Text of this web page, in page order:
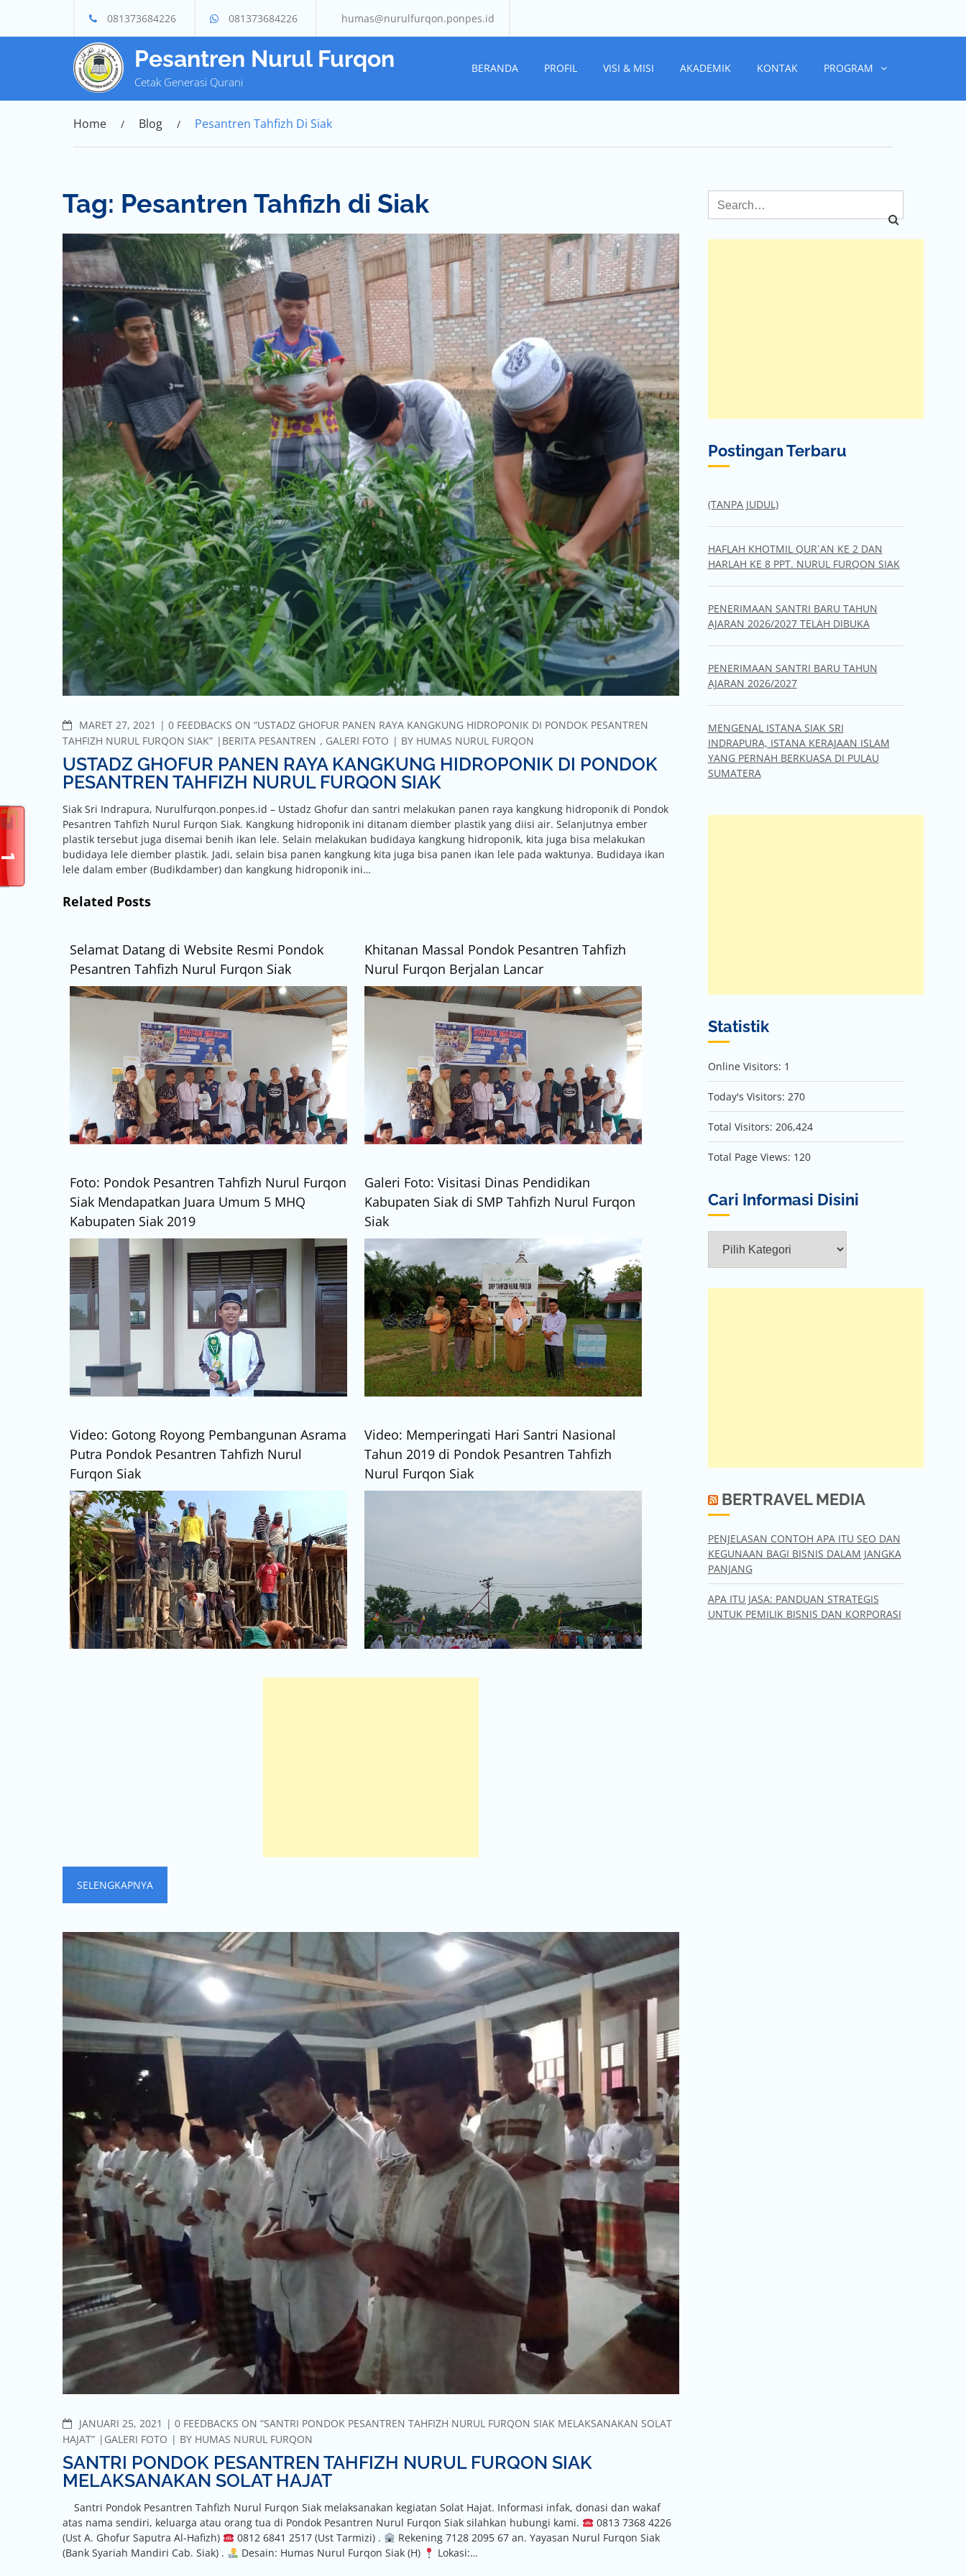
content
081373684226 081373684226 humas@nurulfurqon.ponpes.id
Pesantren Nurul Furqon
Cetak Generasi Qurani
BERANDA PROFIL VISI & MISI AKADEMIK KONTAK PROGRAM
Home Blog Pesantren Tahfizh Di Siak
Tag: Pesantren Tahfizh di Siak
MARET 27, 2021 COMMENTS
0 FEEDBACKS ON “USTADZ GHOFUR PANEN RAYA KANGKUNG HIDROPONIK DI PONDOK PESANTREN
TAHFIZH NURUL FURQON SIAK”
BERITA PESANTREN , GALERI FOTO BY HUMAS NURUL FURQON
USTADZ GHOFUR PANEN RAYA KANGKUNG HIDROPONIK DI PONDOK
PESANTREN TAHFIZH NURUL FURQON SIAK
Siak Sri Indrapura, Nurulfurqon.ponpes.id – Ustadz Ghofur dan santri melakukan panen raya kangkung hidroponik di Pondok
Pesantren Tahfizh Nurul Furqon Siak. Kangkung hidroponik ini ditanam diember plastik yang diisi air. Selanjutnya ember
plastik tersebut juga disemai benih ikan lele. Selain melakukan budidaya kangkung hidroponik, kita juga bisa melakukan
budidaya lele diember plastik. Jadi, selain bisa panen kangkung kita juga bisa panen ikan lele pada waktunya. Budidaya ikan
lele dalam ember (Budikdamber) dan kangkung hidroponik ini…
Related Posts
Selamat Datang di Website Resmi Pondok
Pesantren Tahfizh Nurul Furqon Siak
Khitanan Massal Pondok Pesantren Tahfizh
Nurul Furqon Berjalan Lancar
Foto: Pondok Pesantren Tahfizh Nurul Furqon
Siak Mendapatkan Juara Umum 5 MHQ
Kabupaten Siak 2019
Galeri Foto: Visitasi Dinas Pendidikan
Kabupaten Siak di SMP Tahfizh Nurul Furqon
Siak
Video: Gotong Royong Pembangunan Asrama
Putra Pondok Pesantren Tahfizh Nurul
Furqon Siak
Video: Memperingati Hari Santri Nasional
Tahun 2019 di Pondok Pesantren Tahfizh
Nurul Furqon Siak
SELENGKAPNYA
JANUARI 25, 2021 COMMENTS
0 FEEDBACKS ON “SANTRI PONDOK PESANTREN TAHFIZH NURUL FURQON SIAK MELAKSANAKAN SOLAT
HAJAT”
GALERI FOTO BY HUMAS NURUL FURQON
SANTRI PONDOK PESANTREN TAHFIZH NURUL FURQON SIAK
MELAKSANAKAN SOLAT HAJAT
Santri Pondok Pesantren Tahfizh Nurul Furqon Siak melaksanakan kegiatan Solat Hajat. Informasi infak, donasi dan wakaf
atas nama sendiri, keluarga atau orang tua di Pondok Pesantren Nurul Furqon Siak silahkan hubungi kami.
0813 7368 4226
(Ust A. Ghofur Saputra Al-Hafizh)
0812 6841 2517 (Ust Tarmizi) .
Rekening 7128 2095 67 an. Yayasan Nurul Furqon Siak
(Bank Syariah Mandiri Cab. Siak) .
Desain: Humas Nurul Furqon Siak (H) Lokasi:…
Postingan Terbaru
(TANPA JUDUL)
HAFLAH KHOTMIL QUR`AN KE 2 DAN
HARLAH KE 8 PPT. NURUL FURQON SIAK
PENERIMAAN SANTRI BARU TAHUN
AJARAN 2026/2027 TELAH DIBUKA
PENERIMAAN SANTRI BARU TAHUN
AJARAN 2026/2027
MENGENAL ISTANA SIAK SRI
INDRAPURA, ISTANA KERAJAAN ISLAM
YANG PERNAH BERKUASA DI PULAU
SUMATERA
Statistik
Online Visitors: 1
Today's Visitors: 270
Total Visitors: 206,424
Total Page Views: 120
Cari Informasi Disini
Informasi
Disini
BERTRAVEL MEDIA
PENJELASAN CONTOH APA ITU SEO DAN
KEGUNAAN BAGI BISNIS DALAM JANGKA
PANJANG
APA ITU JASA: PANDUAN STRATEGIS
UNTUK PEMILIK BISNIS DAN KORPORASI